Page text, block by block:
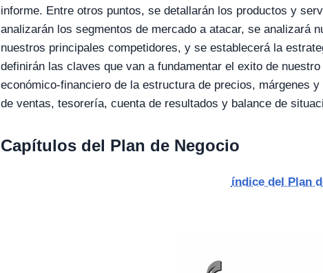
informe. Entre otros puntos, se detallarán los productos y
analizarán los segmentos de mercado a atacar, se analizará
nuestros principales competidores, y se establecerá la
definirán las claves que van a fundamentar el exito de
económico-financiero de la estructura de precios, márgenes
de ventas, tesorería, cuenta de resultados y balance de
Capítulos del Plan de Negocio
índice del Plan